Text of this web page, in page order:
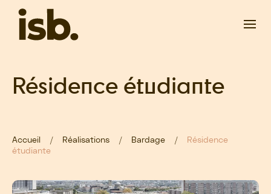
Passer au contenu principal
Résidence étudiante
Accueil Réalisations Bardage
Résidence
étudiante